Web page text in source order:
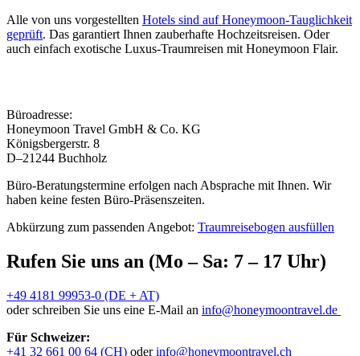
Alle von uns vorgestellten Hotels sind auf Honeymoon-Tauglichkeit
geprüft. Das garantiert Ihnen zauberhafte Hochzeitsreisen. Oder
auch einfach exotische Luxus-Traumreisen mit Honeymoon Flair.
Büroadresse:
Honeymoon Travel GmbH & Co. KG
Königsbergerstr. 8
D–21244 Buchholz
Büro-Beratungstermine erfolgen nach Absprache mit Ihnen. Wir
haben keine festen Büro-Präsenszeiten.
Abkürzung zum passenden Angebot: Traumreisebogen ausfüllen
Rufen Sie uns an (Mo – Sa: 7 – 17 Uhr)
+49 4181 99953-0 (DE + AT)
oder schreiben Sie uns eine E-Mail an info@honeymoontravel.de
Für Schweizer:
+41 32 661 00 64 (CH) oderinfo@honeymoontravel.ch